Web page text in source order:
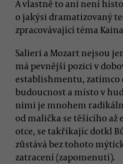
A vlastně to ani není
o jakýsi dramatizovaný
zpracovávající téma
Salieri a Mozart nejsou
má pevnější pozici v
establishmentu,
budoucnost a místo v
nimi je mnohem
od malička se těšícího
otce, se takříkajíc dotkl
zůstává bez tohoto
zatracení (zapomenutí).